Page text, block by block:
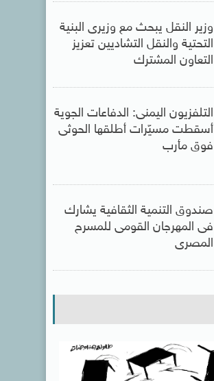
وزير النقل يبحث مع وزيرى البنية
التحتية والنقل التشاديين تعزيز
التعاون المشترك
التلفزيون اليمنى: الدفاعات الجوية
أسقطت مسيّرات أطلقها الحوثى
فوق مأرب
صندوق التنمية الثقافية يشارك
فى المهرجان القومى للمسرح
المصرى